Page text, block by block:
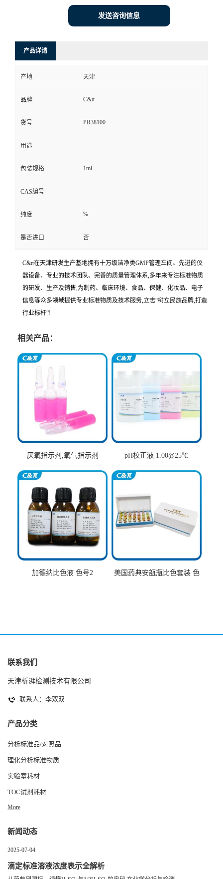
发送咨询信息
产品详请
产地 天津
品牌 C&π
货号 PR38100
用途
包装规格 1ml
CAS编号
纯度 %
是否进口 否
C&π在天津研发生产基地拥有十万级洁净类GMP管理车间、先进的仪
器设备、专业的技术团队、完善的质量管理体系,多年来专注标准物质
的研发、生产及销售,为制药、临床环境、食品、保健、化妆品、电子
信息等众多领域提供专业标准物质及技术服务,立志“树立民族品牌,打造
行业标杆”!
相关产品：
厌氧指示剂,氧气指示剂 pH校正液 1.00@25℃
加德纳比色液 色号2
美国药典安瓿瓶比色套装 色
联系我们
天津析湃检测技术有限公司
联系人：李双双
产品分类
分析标准品/对照品
理化分析标准物质
实验室耗材
TOC试剂耗材
More
新闻动态
2025-07-04
滴定标准溶液浓度表示全解析